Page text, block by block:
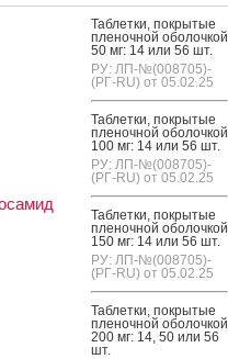
Таб­летки, пок­ры­тые
пле­ноч­ной обо­лоч­кой
50 мг: 14 или 56 шт.
РУ: ЛП-№(008705)-
(РГ-RU) от 05.02.25
Таб­летки, пок­ры­тые
пле­ноч­ной обо­лоч­кой
100 мг: 14 или 56 шт.
РУ: ЛП-№(008705)-
(РГ-RU) от 05.02.25
Таб­летки, пок­ры­тые
пле­ноч­ной обо­лоч­кой
150 мг: 14 или 56 шт.
РУ: ЛП-№(008705)-
(РГ-RU) от 05.02.25
Таб­летки, пок­ры­тые
пле­ноч­ной обо­лоч­кой
200 мг: 14, 50 или 56
шт.